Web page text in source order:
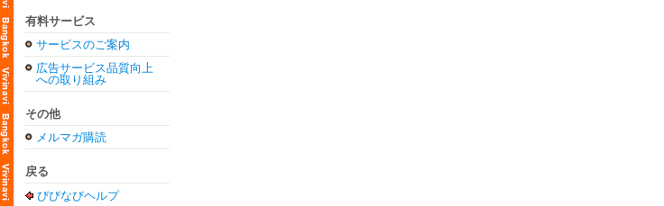
有料サービス
サービスのご案内
広告サービス品質向上
への取り組み
その他
メルマガ購読
戻る
びびなびヘルプ